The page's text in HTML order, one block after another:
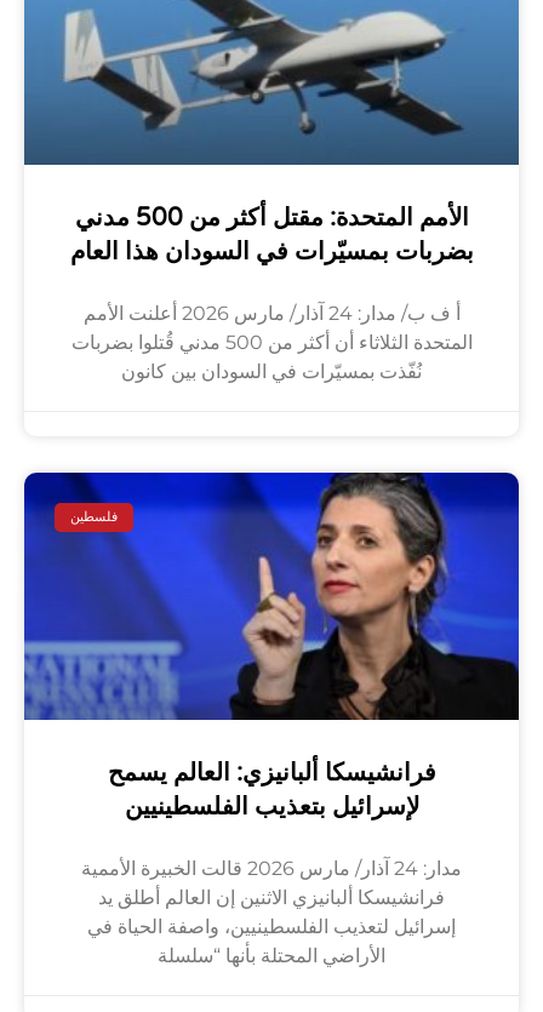
الأمم المتحدة: مقتل أكثر من 500 مدني
بضربات بمسيّرات في السودان هذا العام
أ ف ب/ مدار: 24 آذار/ مارس 2026 أعلنت الأمم
المتحدة الثلاثاء أن أكثر من 500 مدني قُتلوا بضربات
نُفّذت بمسيّرات في السودان بين كانون
فلسطين
فرانشيسكا ألبانيزي: العالم يسمح
لإسرائيل بتعذيب الفلسطينيين
مدار: 24 آذار/ مارس 2026 قالت الخبيرة الأممية
فرانشيسكا ألبانيزي الاثنين إن العالم أطلق يد
إسرائيل لتعذيب الفلسطينيين، واصفة الحياة في
الأراضي المحتلة بأنها “سلسلة